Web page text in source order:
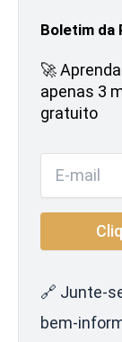
Boletim da
🚀
apenas 3
gratuito
🔗 Junte-
bem-